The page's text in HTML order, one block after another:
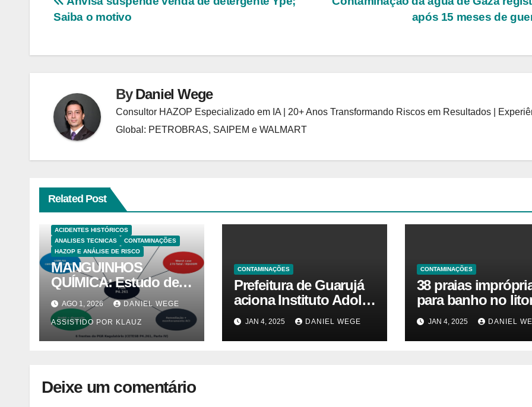
Navegação
Post
após 15 meses de
Saiba o motivo
ByDaniel Wege
Consultor HAZOP Especializado em IA | 20+ Anos Transformando Riscos em Resultados |
Global: PETROBRAS, SAIPEM e WALMART
Related Post
ACIDENTES HISTÓRICOS
ANALISES TECNICAS
CONTAMINAÇÕES
HAZOP E ANÁLISE DE RISCO
MANGUINHOS
QUÍMICA: Estudo de
Caso PGR — Área
Contaminada
Prioridade A em
Campinas (CETESB
AGO 1, 2026 DANIEL WEGE
ASSISTIDO POR KLAUZ
CONTAMINAÇÕES
Prefeitura de Guarujá
aciona Instituto Adolfo
Lutz para identificar
causas da virose em
moradores e turistas –
JAN 4, 2025 DANIEL WEGE
CONTAMINAÇÕES
38 praias
para banho no
paulista geram
ambiental e de
pública
JAN 4, 2025 DANIEL
Deixe um comentário